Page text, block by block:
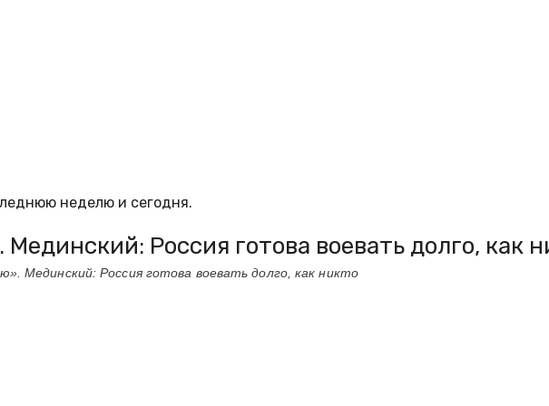
неделю и сегодня.
Россия готова воевать долго, как
Мединский: Россия готова воевать долго, как никто